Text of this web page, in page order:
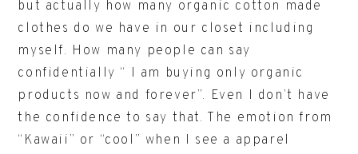
but actually how many organic cotton made
clothes do we have in our closet including
myself. How many people can say
confidentially “ I am buying only organic
products now and forever”. Even I don’t have
the confidence to say that. The emotion from
“Kawaii” or “cool” when I see a apparel